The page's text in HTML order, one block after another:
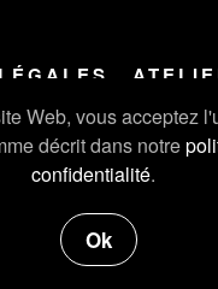
Web, vous acceptez
décrit dans notre
confidentialité.
Ok